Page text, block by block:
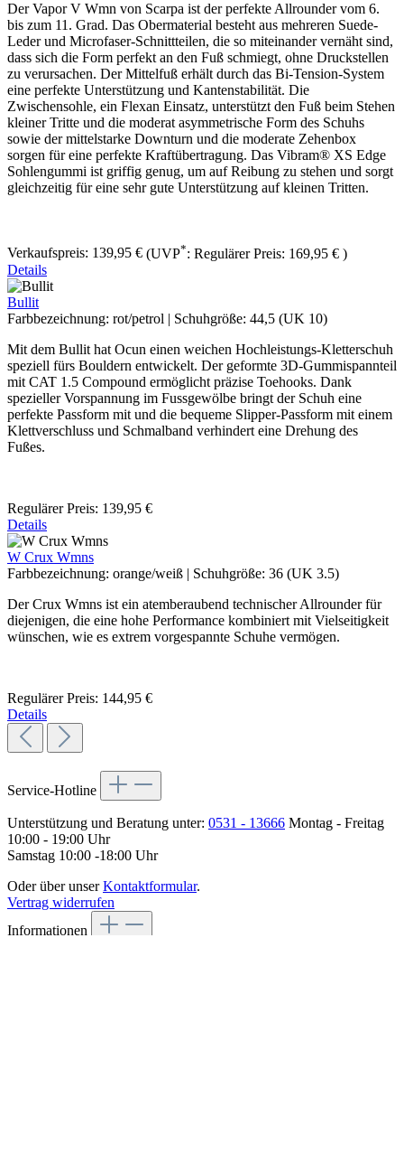
Der Vapor V Wmn von Scarpa ist der perfekte Allrounder vom 6.
bis zum 11. Grad. Das Obermaterial besteht aus mehreren Suede-
Leder und Microfaser-Schnittteilen, die so miteinander vernäht sind,
dass sich die Form perfekt an den Fuß schmiegt, ohne Druckstellen
zu verursachen. Der Mittelfuß erhält durch das Bi-Tension-System
eine perfekte Unterstützung und Kantenstabilität. Die
Zwischensohle, ein Flexan Einsatz, unterstützt den Fuß beim Stehen
kleiner Tritte und die moderat asymmetrische Form des Schuhs
sowie der mittelstarke Downturn und die moderate Zehenbox
sorgen für eine perfekte Kraftübertragung. Das Vibram® XS Edge
Sohlengummi ist griffig genug, um auf Reibung zu stehen und sorgt
gleichzeitig für eine sehr gute Unterstützung auf kleinen Tritten.
Verkaufspreis: 139,95 € (UVP*: Regulärer Preis: 169,95 € )
Details
Bullit
Farbbezeichnung: rot/petrol | Schuhgröße: 44,5 (UK 10)
Mit dem Bullit hat Ocun einen weichen Hochleistungs-Kletterschuh
speziell fürs Bouldern entwickelt. Der geformte 3D-Gummispannteil
mit CAT 1.5 Compound ermöglicht präzise Toehooks. Dank
spezieller Vorspannung im Fussgewölbe bringt der Schuh eine
perfekte Passform mit und die bequeme Slipper-Passform mit einem
Klettverschluss und Schmalband verhindert eine Drehung des
Fußes.
Regulärer Preis: 139,95 €
Details
W Crux Wmns
Farbbezeichnung: orange/weiß | Schuhgröße: 36 (UK 3.5)
Der Crux Wmns ist ein atemberaubend technischer Allrounder für
diejenigen, die eine hohe Performance kombiniert mit Vielseitigkeit
wünschen, wie es extrem vorgespannte Schuhe vermögen.
Regulärer Preis: 144,95 €
Details
Service-Hotline
Unterstützung und Beratung unter: 0531 - 13666 Montag - Freitag
10:00 - 19:00 Uhr
Samstag 10:00 -18:00 Uhr
Oder über unserKontaktformular.
Vertrag widerrufen
Informationen